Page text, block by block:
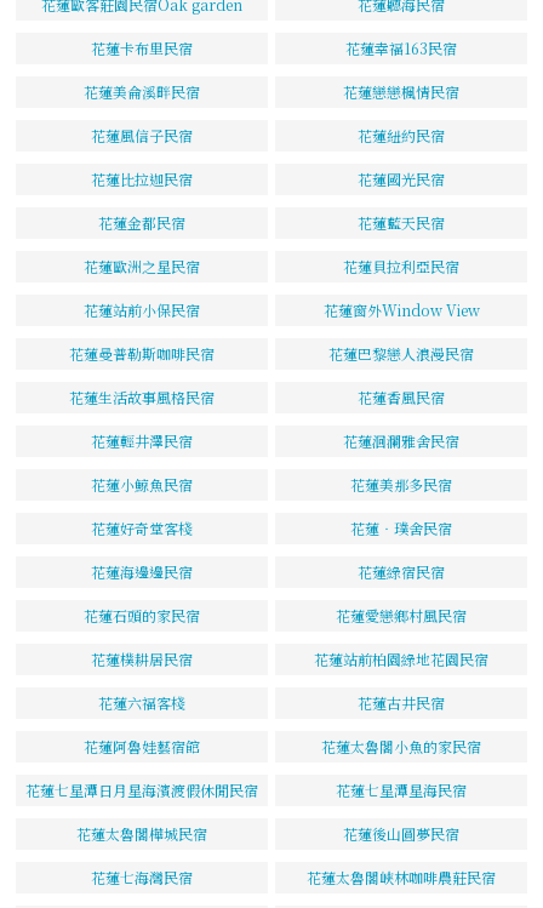
花蓮卡布里民宿 花蓮幸福163民宿
花蓮美侖溪畔民宿 花蓮戀戀楓情民宿
花蓮風信子民宿 花蓮紐約民宿
花蓮比拉迦民宿 花蓮國光民宿
花蓮金都民宿 花蓮藍天民宿
花蓮歐洲之星民宿 花蓮貝拉利亞民宿
花蓮站前小保民宿 花蓮窗外Window View
花蓮曼普勒斯咖啡民宿 花蓮巴黎戀人浪漫民宿
花蓮生活故事風格民宿 花蓮香風民宿
花蓮輕井澤民宿 花蓮洄瀾雅舍民宿
花蓮小鯨魚民宿 花蓮美那多民宿
花蓮好奇堂客棧 花蓮‧璞舍民宿
花蓮海邊邊民宿 花蓮綠宿民宿
花蓮石頭的家民宿 花蓮愛戀鄉村風民宿
花蓮樸耕居民宿 花蓮站前柏園綠地花園民宿
花蓮六福客棧 花蓮古井民宿
花蓮阿魯娃藝宿館 花蓮太魯閣小魚的家民宿
花蓮七星潭日月星海濱渡假休閒民宿 花蓮七星潭星海民宿
花蓮太魯閣樺城民宿 花蓮後山圓夢民宿
花蓮七海灣民宿 花蓮太魯閣峽林咖啡農莊民宿